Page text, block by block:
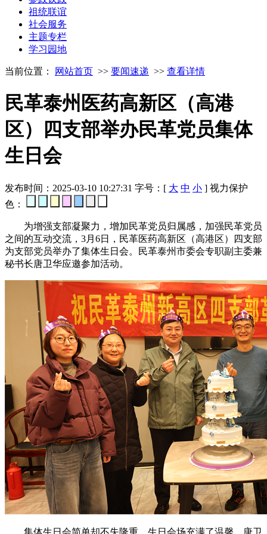
祖统联谊
社会服务
主题专栏
学习园地
当前位置： 网站首页 >> 要闻速递 >> 查看详情
民革泰州医药高新区（高港
区）四支部举办民革党员集体
生日会
发布时间：2025-03-10 10:27:31 字号：[ 大 中 小 ] 视力保护
色：
为增强支部凝聚力，增加民革党员归属感，加强民革党员
之间的互动交流，3月6日，民革医药高新区（高港区）四支部
为支部党员举办了集体生日会。民革泰州市委会专职副主委兼
秘书长唐卫华应邀参加活动。
集体生日会简单却不失隆重，生日会场充满了温馨，唐卫